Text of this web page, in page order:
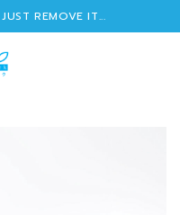
REMOVE IT...